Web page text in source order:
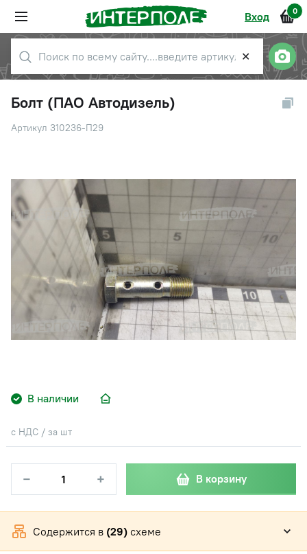
Вход 0
✕
Болт (ПАО Автодизель)
Артикул 310236-П29
В наличии
с НДС / за шт
− + В корзину
Содержится в (29) схеме